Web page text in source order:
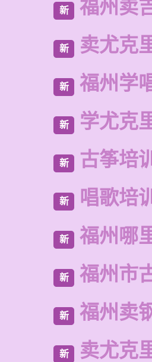
新 福州卖
新 卖尤克
新 福州学
新 学尤克
新 古筝培
新 唱歌培
新 福州哪
新 福州市
新 福州卖
新 卖尤克